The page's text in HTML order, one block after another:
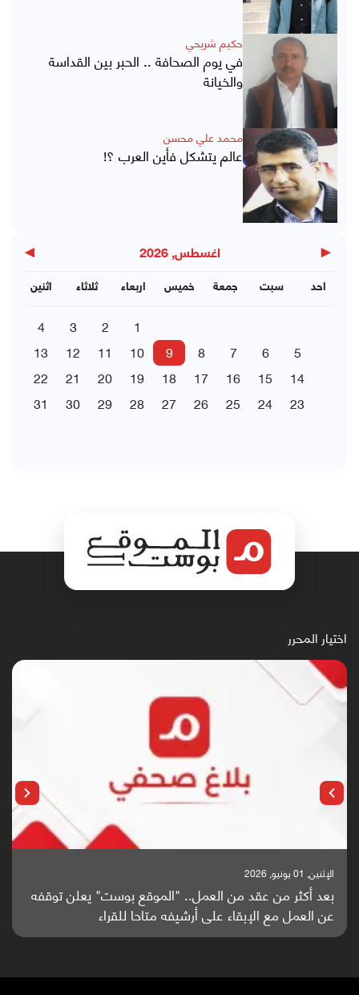
حكيم شريحي
في يوم الصحافة .. الحبر بين القداسة
والخيانة
محمد علي محسن
عالم يتشكل فأين العرب ؟!
◀ اغسطس, 2026 ▶
اثنين ثلاثاء اربعاء خميس جمعة سبت احد
1
2
3
4
5
6
7
8
9
10
11
12
13
14
15
16
17
18
19
20
21
22
23
24
25
26
27
28
29
30
31
اختيار المحرر
الإثنين, 25 مايو, 2026
باحثون من اليمن يدخلون سباق أبحاث ألزهايمر بدراسة
واعدة منشورة عالميا (ترجمة)